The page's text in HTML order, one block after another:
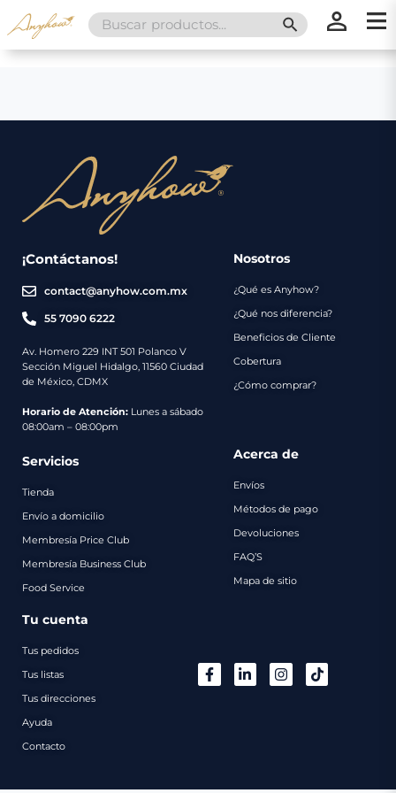
Search
for:
SEARCH
¡Contáctanos!
contact@anyhow.com.mx
55 7090 6222
Av. Homero 229 INT 501 Polanco V
Sección Miguel Hidalgo, 11560 Ciudad
de México, CDMX
Horario de Atención: Lunes a sábado
08:00am – 08:00pm
Nosotros
¿Qué es Anyhow?
¿Qué nos diferencia?
Beneficios de Cliente
Cobertura
¿Cómo comprar?
Servicios
Tienda
Envío a domicilio
Membresía Price Club
Membresía Business Club
Food Service
Acerca de
Envíos
Métodos de pago
Devoluciones
FAQ’S
Mapa de sitio
Tu cuenta
Tus pedidos
Tus listas
Tus direcciones
Ayuda
Contacto
Nosotros
Servicios
Envíos
Métodos
de
Catálogo
Regalos
Contacto